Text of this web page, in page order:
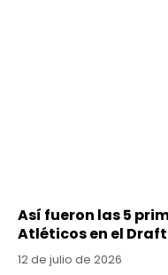
Así fueron las 5
Atléticos en el
12 de julio de 2026